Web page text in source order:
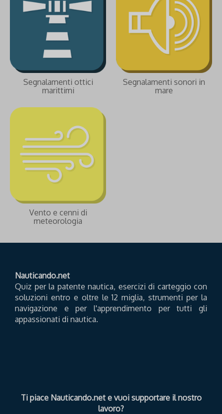
Segnalamenti ottici
marittimi
Segnalamenti sonori in
mare
Vento e cenni di
meteorologia
Nauticando.net
Quiz per la patente nautica, esercizi di carteggio con
soluzioni entro e oltre le 12 miglia, strumenti per la
navigazione e per l'apprendimento per tutti gli
appassionati di nautica.
Ti piace Nauticando.net e vuoi supportare il nostro
lavoro?